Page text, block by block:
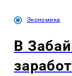
Экономика
В